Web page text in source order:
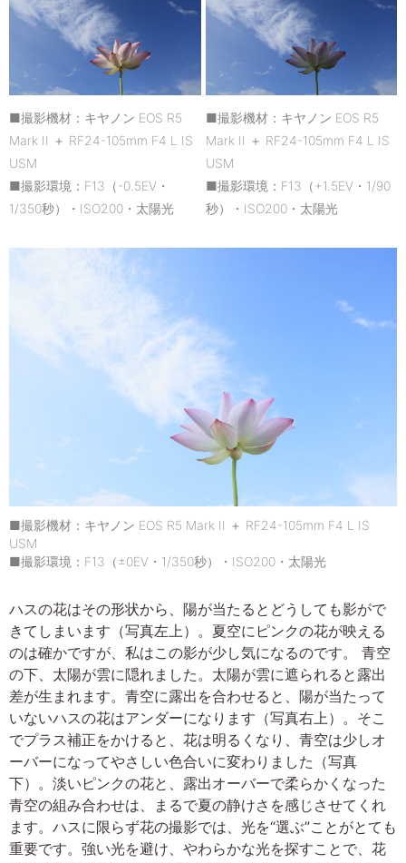
■撮影機材：キヤノン EOS R5
Mark II ＋ RF24-105mm F4 L IS
USM
■撮影環境：F13（-0.5EV・
1/350秒）・ISO200・太陽光
■撮影機材：キヤノン EOS R5
Mark II ＋ RF24-105mm F4 L IS
USM
■撮影環境：F13（+1.5EV・1/90
秒）・ISO200・太陽光
■撮影機材：キヤノン EOS R5 Mark II ＋ RF24-105mm F4 L IS
USM
■撮影環境：F13（±0EV・1/350秒）・ISO200・太陽光
ハスの花はその形状から、陽が当たるとどうしても影がで
きてしまいます（写真左上）。夏空にピンクの花が映える
のは確かですが、私はこの影が少し気になるのです。 青空
の下、太陽が雲に隠れました。太陽が雲に遮られると露出
差が生まれます。青空に露出を合わせると、陽が当たって
いないハスの花はアンダーになります（写真右上）。そこ
でプラス補正をかけると、花は明るくなり、青空は少しオ
ーバーになってやさしい色合いに変わりました（写真
下）。淡いピンクの花と、露出オーバーで柔らかくなった
青空の組み合わせは、まるで夏の静けさを感じさせてくれ
ます。ハスに限らず花の撮影では、光を“選ぶ”ことがとても
重要です。強い光を避け、やわらかな光を探すことで、花